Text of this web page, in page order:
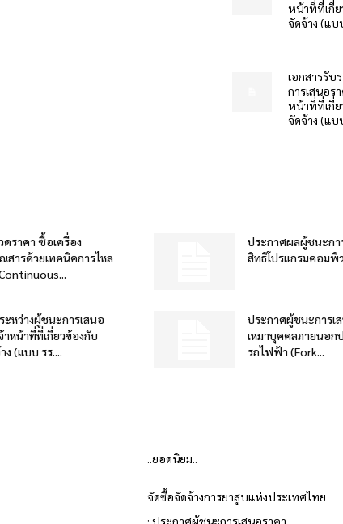
หน้าที่ที่เกี่
จัดจ้าง (แบ
เอกสารรับ
การเสนอร
หน้าที่ที่เกี่
จัดจ้าง (แบ
ราคา ซื้อเครื่อง
สารด้วยเทคนิคการไหล
ประกาศผลผู้ชนะกา
สิทธิโปรแกรมคอมพิว
ะหว่างผู้ชนะการเสนอ
าหน้าที่ที่เกี่ยวข้องกับ
(แบบ รร....
ประกาศผู้ชนะการเ
เหมาบุคคลภายนอก
รถไฟฟ้า (Fork...
..ยอดนิยม..
จัดซื้อจัดจ้างการยาสูบแห่งประเทศไทย
: ประกาศผู้ชนะการเสนอราคา